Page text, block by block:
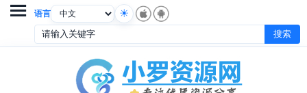
语言
